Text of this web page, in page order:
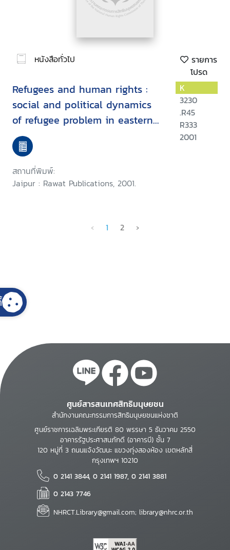
หนังสือทั่วไป
รายการ
โปรด
Refugees and human rights :
social and political dynamics
of refugee problem in eastern
and north-eastern India
สถานที่พิมพ์:
Jaipur : Rawat Publications, 2001.
K
3230
.R45
R333
2001
‹ 1 2 ›
ศูนย์สารสนเทศสิทธิมนุษยชน
สำนักงานคณะกรรมการสิทธิมนุษยชนแห่งชาติ
ศูนย์ราชการเฉลิมพระเกียรติ 80 พรรษา 5 ธันวาคม 2550
อาคารรัฐประศาสนภักดี (อาคารบี) ชั้น 7
120 หมู่ที่ 3 ถนนแจ้งวัฒนะ แขวงทุ่งสองห้อง เขตหลักสี่
กรุงเทพฯ 10210
0 2141 3844, 0 2141 1987, 0 2141 3881
0 2143 7746
NHRCT.Library@gmail.com; library@nhrc.or.th